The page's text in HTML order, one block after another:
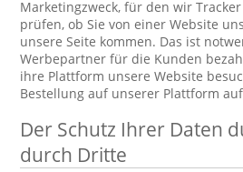
Marketingzweck, für den wir
prüfen, ob Sie von einer Website
unsere Seite kommen. Das ist
Werbepartner für die Kunden
ihre Plattform unsere Website
Bestellung auf unserer Plattform
Der Schutz Ihrer Daten
durch Dritte